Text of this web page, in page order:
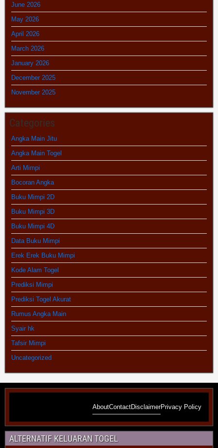
June 2026
May 2026
April 2026
March 2026
January 2026
December 2025
November 2025
Categories
Angka Main Jitu
Angka Main Togel
Arti Mimpi
Bocoran Angka
Buku Mimpi 2D
Buku Mimpi 3D
Buku Mimpi 4D
Data Buku Mimpi
Erek Erek Buku Mimpi
Kode Alam Togel
Prediksi Mimpi
Prediksi Togel Akurat
Rumus Angka Main
Syair hk
Tafsir Mimpi
Uncategorized
AboutContactDisclaimerPrivacy Policy
ALTERNATIF KELUARAN TOGEL